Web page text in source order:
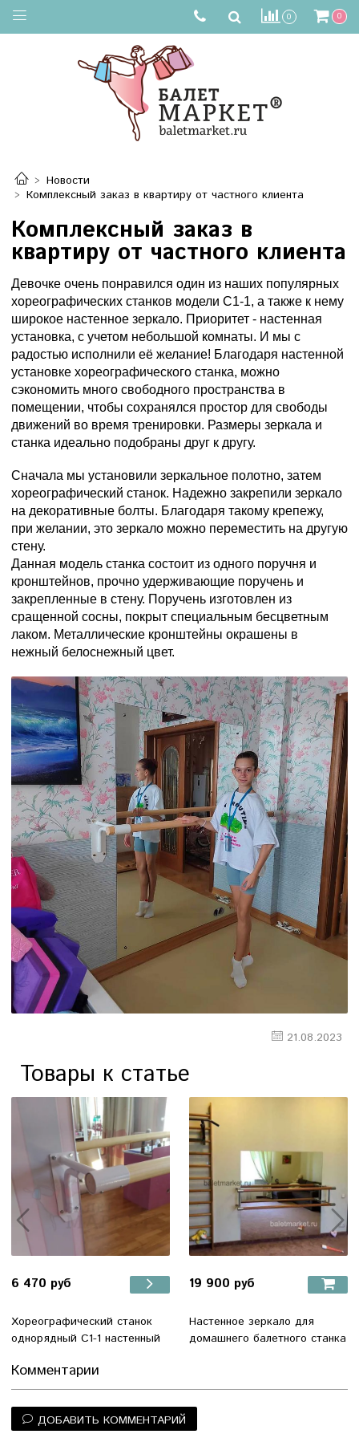
0 0
Новости
Комплексный заказ в квартиру от частного клиента
Комплексный заказ в
квартиру от частного клиента
Девочке очень понравился один из наших популярных
хореографических станков модели С1-1, а также к нему
широкое настенное зеркало. Приоритет - настенная
установка, с учетом небольшой комнаты. И мы с
радостью исполнили её желание! Благодаря настенной
установке хореографического станка, можно
сэкономить много свободного пространства в
помещении, чтобы сохранялся простор для свободы
движений во время тренировки. Размеры зеркала и
станка идеально подобраны друг к другу.
Сначала мы установили зеркальное полотно, затем
хореографический станок. Надежно закрепили зеркало
на декоративные болты. Благодаря такому крепежу,
при желании, это зеркало можно переместить на другую
стену.
Данная модель станка состоит из одного поручня и
кронштейнов, прочно удерживающие поручень и
закрепленные в стену. Поручень изготовлен из
сращенной сосны, покрыт специальным бесцветным
лаком. Металлические кронштейны окрашены в
нежный белоснежный цвет.
21.08.2023
Товары к статье
6 470 руб
Xореографический станок
однорядный С1-1 настенный
19 900 руб
Настенное зеркало для
домашнего балетного станка
Комментарии
ДОБАВИТЬ КОММЕНТАРИЙ